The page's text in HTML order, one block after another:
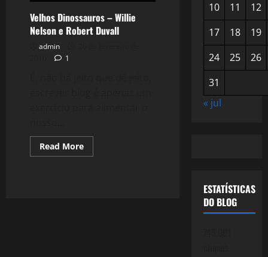
Velhos Dinossauros – Willie
Nelson e Robert Duvall
admin
1
Read MoreRead
more
10
11
12
17
18
19
24
25
26
31
« jul
ESTATÍSTICAS
DO BLOG